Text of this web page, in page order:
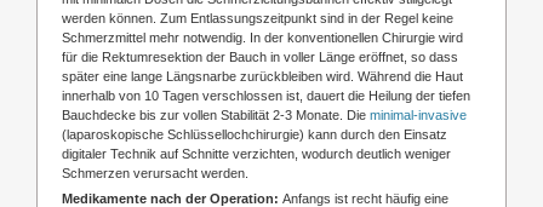
werden können. Zum Entlassungszeitpunkt sind in der Regel keine
Schmerzmittel mehr notwendig. In der konventionellen Chirurgie wird
für die Rektumresektion der Bauch in voller Länge eröffnet, so dass
später eine lange Längsnarbe zurückbleiben wird. Während die Haut
innerhalb von 10 Tagen verschlossen ist, dauert die Heilung der tiefen
Bauchdecke bis zur vollen Stabilität 2-3 Monate. Die minimal-invasive
(laparoskopische Schlüssellochchirurgie) kann durch den Einsatz
digitaler Technik auf Schnitte verzichten, wodurch deutlich weniger
Schmerzen verursacht werden.
Medikamente nach der Operation: Anfangs ist recht häufig eine